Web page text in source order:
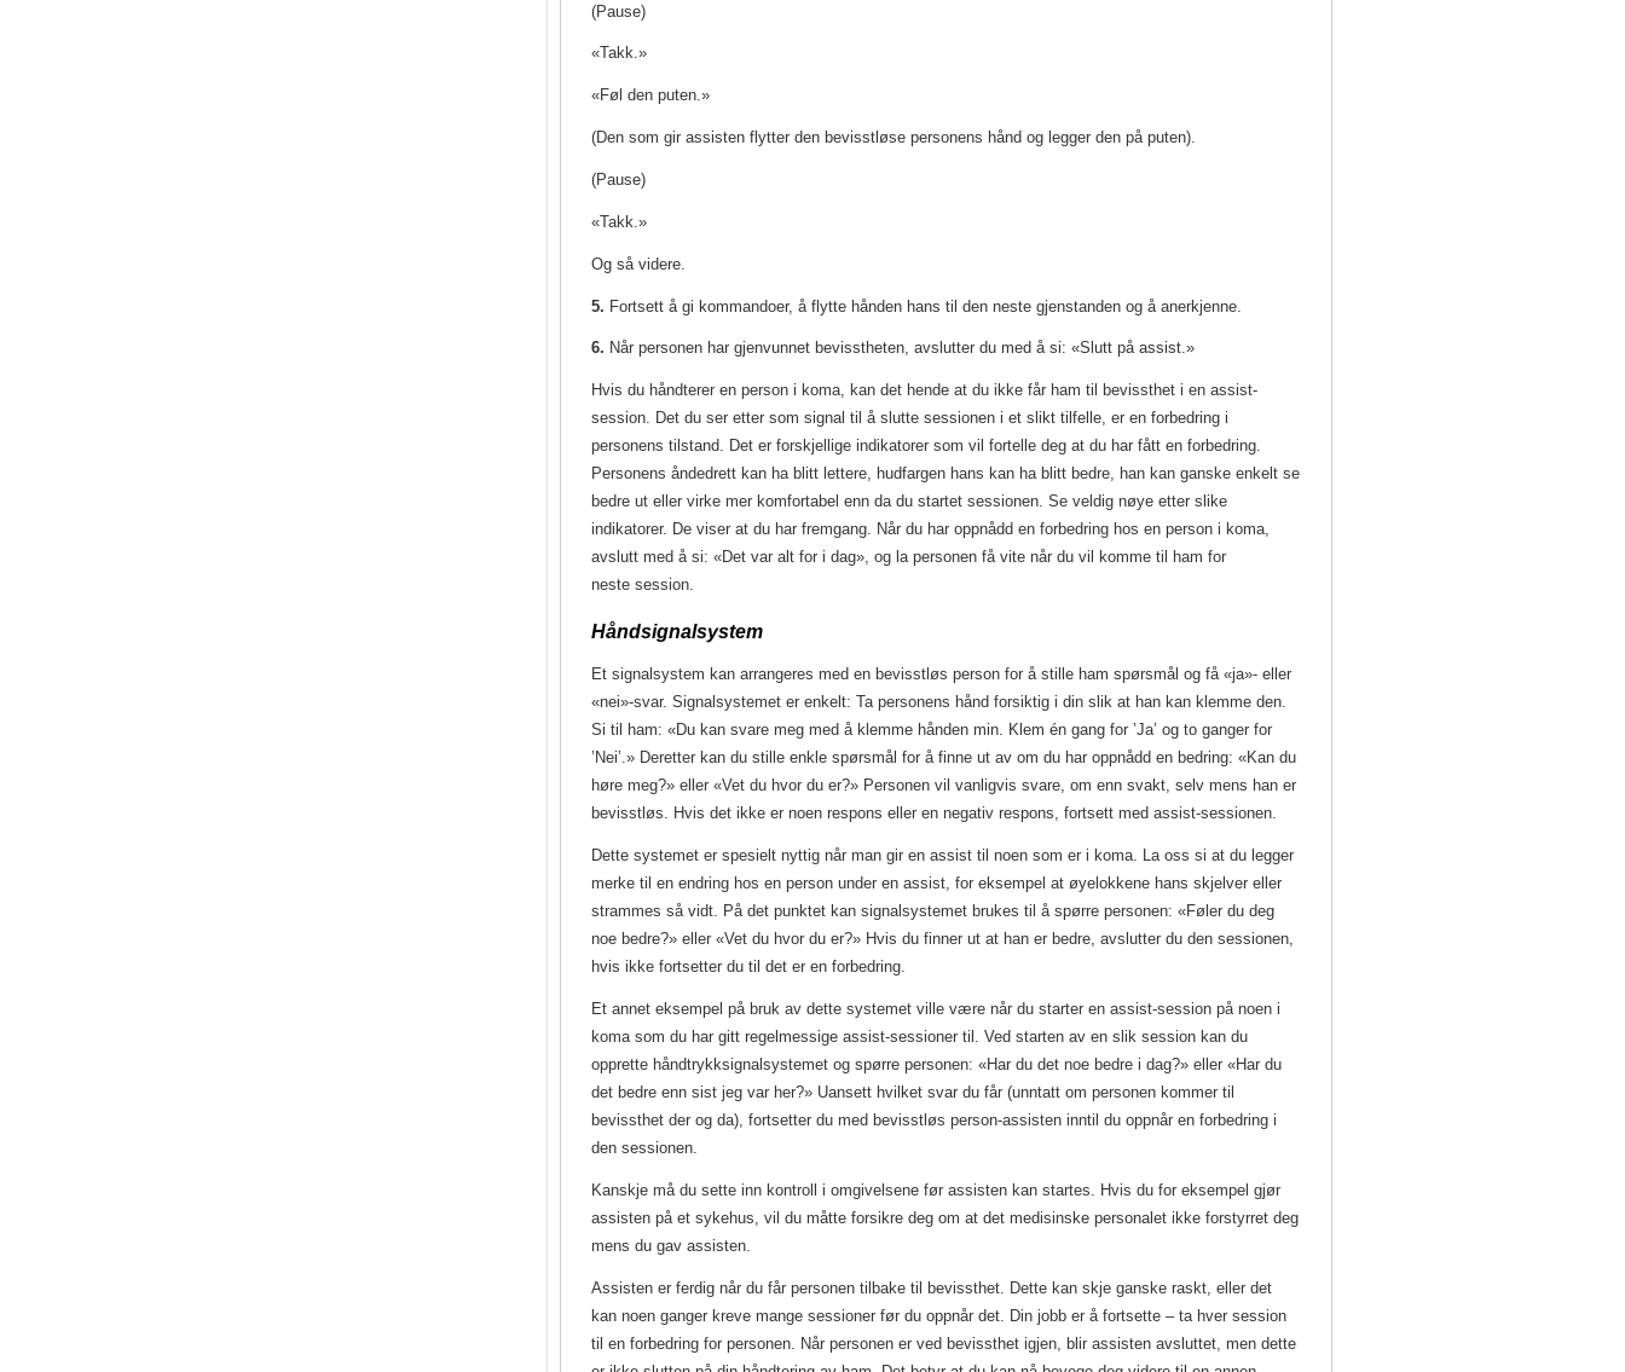
(Pause)
«Takk.»
«Føl den puten.»
(Den som gir assisten flytter den bevisstløse personens hånd og legger den på puten).
(Pause)
«Takk.»
Og så videre.
5. Fortsett å gi kommandoer, å flytte hånden hans til den neste gjenstanden og å anerkjenne.
6. Når personen har gjenvunnet bevisstheten, avslutter du med å si: «Slutt på assist.»
Hvis du håndterer en person i koma, kan det hende at du ikke får ham til bevissthet i en assist-
session. Det du ser etter som signal til å slutte sessionen i et slikt tilfelle, er en forbedring i
personens tilstand. Det er forskjellige indikatorer som vil fortelle deg at du har fått en forbedring.
Personens åndedrett kan ha blitt lettere, hudfargen hans kan ha blitt bedre, han kan ganske enkelt se
bedre ut eller virke mer komfortabel enn da du startet sessionen. Se veldig nøye etter slike
indikatorer. De viser at du har fremgang. Når du har oppnådd en forbedring hos en person i koma,
avslutt med å si: «Det var alt for i dag», og la personen få vite når du vil komme til ham for
neste session.
Håndsignalsystem
Et signalsystem kan arrangeres med en bevisstløs person for å stille ham spørsmål og få «ja»- eller
«nei»-svar. Signalsystemet er enkelt: Ta personens hånd forsiktig i din slik at han kan klemme den.
Si til ham: «Du kan svare meg med å klemme hånden min. Klem én gang for ’Ja’ og to ganger for
’Nei’.» Deretter kan du stille enkle spørsmål for å finne ut av om du har oppnådd en bedring: «Kan du
høre meg?» eller «Vet du hvor du er?» Personen vil vanligvis svare, om enn svakt, selv mens han er
bevisstløs. Hvis det ikke er noen respons eller en negativ respons, fortsett med assist-sessionen.
Dette systemet er spesielt nyttig når man gir en assist til noen som er i koma. La oss si at du legger
merke til en endring hos en person under en assist, for eksempel at øyelokkene hans skjelver eller
strammes så vidt. På det punktet kan signalsystemet brukes til å spørre personen: «Føler du deg
noe bedre?» eller «Vet du hvor du er?» Hvis du finner ut at han er bedre, avslutter du den sessionen,
hvis ikke fortsetter du til det er en forbedring.
Et annet eksempel på bruk av dette systemet ville være når du starter en assist-session på noen i
koma som du har gitt regelmessige assist-sessioner til. Ved starten av en slik session kan du
opprette håndtrykksignalsystemet og spørre personen: «Har du det noe bedre i dag?» eller «Har du
det bedre enn sist jeg var her?» Uansett hvilket svar du får (unntatt om personen kommer til
bevissthet der og da), fortsetter du med bevisstløs person-assisten inntil du oppnår en forbedring i
den sessionen.
Kanskje må du sette inn kontroll i omgivelsene før assisten kan startes. Hvis du for eksempel gjør
assisten på et sykehus, vil du måtte forsikre deg om at det medisinske personalet ikke forstyrret deg
mens du gav assisten.
Assisten er ferdig når du får personen tilbake til bevissthet. Dette kan skje ganske raskt, eller det
kan noen ganger kreve mange sessioner før du oppnår det. Din jobb er å fortsette – ta hver session
til en forbedring for personen. Når personen er ved bevissthet igjen, blir assisten avsluttet, men dette